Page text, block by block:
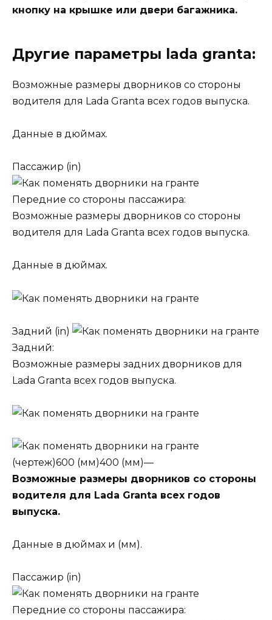
кнопку на крышке или двери багажника.
Другие параметры lada granta:
Возможные размеры дворников со стороны
водителя для Lada Granta всех годов выпуска.
Данные в дюймах.
Пассажир (in)
Передние со стороны пассажира:
Возможные размеры дворников со стороны
водителя для Lada Granta всех годов выпуска.
Данные в дюймах.
Задний (in)
Задний:
Возможные размеры задних дворников для
Lada Granta всех годов выпуска.
(чертеж)600 (мм)400 (мм)—
Возможные размеры дворников со стороны
водителя для Lada Granta всех годов
выпуска.
Данные в дюймах и (мм).
Пассажир (in)
Передние со стороны пассажира: